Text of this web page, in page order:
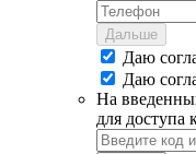
Дальше
Даю
Даю
На
для доступа